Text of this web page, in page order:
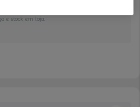
e stock em loja.